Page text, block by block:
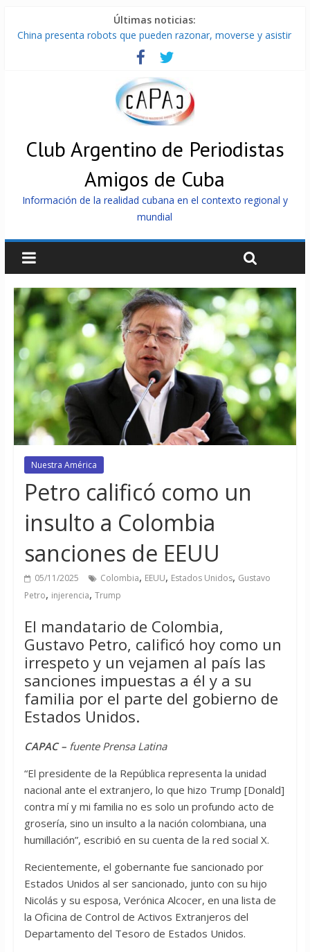
Últimas noticias:
China presenta robots que pueden razonar, moverse y asistir
Nuevas sanciones de EEUU contra Cuba apuntan a la
cooperación militar con Rusia y China
Brutal represión contra los que marchan para que no se
Distribuyen en Cuba Equipos fotovoltaicos recibidos desde
Argentina
Milei firmó memorándum con EE.UU sin informarlo
Club Argentino de Periodistas
Amigos de Cuba
Información de la realidad cubana en el contexto regional y
mundial
Nuestra América
Petro calificó como un
insulto a Colombia
sanciones de EEUU
05/11/2025 Colombia, EEUU, Estados Unidos, Gustavo
Petro, injerencia, Trump
El mandatario de Colombia,
Gustavo Petro, calificó hoy como un
irrespeto y un vejamen al país las
sanciones impuestas a él y a su
familia por el parte del gobierno de
Estados Unidos.
CAPAC – fuente Prensa Latina
“El presidente de la República representa la unidad
nacional ante el extranjero, lo que hizo Trump [Donald]
contra mí y mi familia no es solo un profundo acto de
grosería, sino un insulto a la nación colombiana, una
humillación”, escribió en su cuenta de la red social X.
Recientemente, el gobernante fue sancionado por
Estados Unidos al ser sancionado, junto con su hijo
Nicolás y su esposa, Verónica Alcocer, en una lista de
la Oficina de Control de Activos Extranjeros del
Departamento del Tesoro de Estados Unidos.